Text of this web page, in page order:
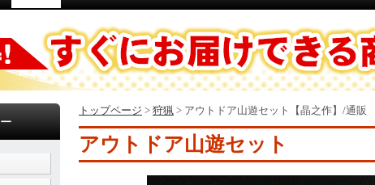
トップページ > 狩猟 > アウトドア山遊セット【晶之作】/通
アウトドア山遊セット